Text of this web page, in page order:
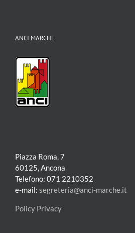
ANCI MARCHE
Piazza Roma, 7
60125, Ancona
Telefono: 071 2210352
e-mail: segreteria@anci-marche.it
Policy Privacy